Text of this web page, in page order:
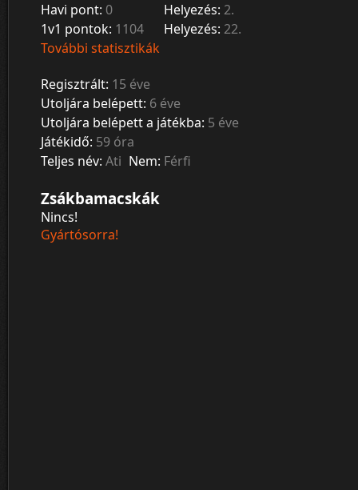
Havi pont: 0 Helyezés: 2.
1v1 pontok: 1104 Helyezés: 22.
További statisztikák
Regisztrált: 15 éve
Utoljára belépett: 6 éve
Utoljára belépett a játékba: 5 éve
Játékidő: 59 óra
Teljes név: Ati Nem: Férfi
Zsákbamacskák
Nincs!
Gyártósorra!